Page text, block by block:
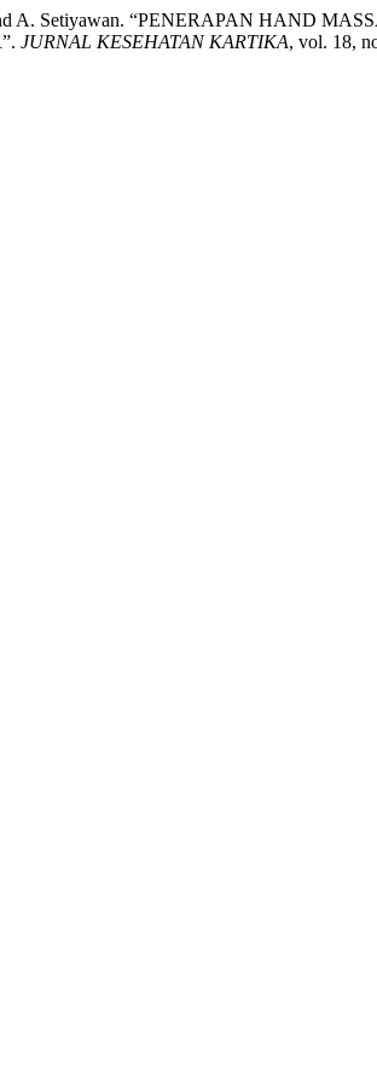
A. Setiyawan. “PENERAPAN HAND
JURNAL KESEHATAN KARTIKA, vol. 18,